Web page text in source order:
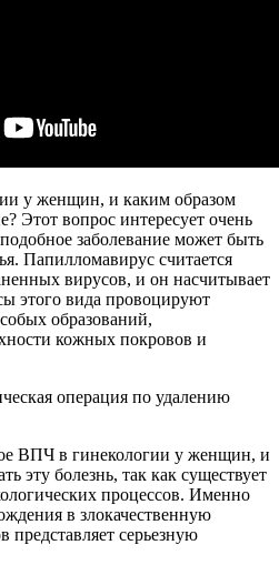
у женщин, и каким образом
Этот вопрос интересует очень
заболевание может быть
Папилломавирус считается
вирусов, и он насчитывает
этого вида провоцируют
образований,
кожных покровов и
операция по удалению
ВПЧ в гинекологии у женщин, и
эту болезнь, так как существует
процессов. Именно
в злокачественную
серьезную